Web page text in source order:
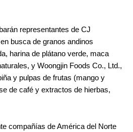
representantes de CJ
busca de granos andinos
harina de plátano verde, maca
y Woongjin Foods Co., Ltd.,
y pulpas de frutas (mango y
de café y extractos de hierbas,
compañías de América del Norte